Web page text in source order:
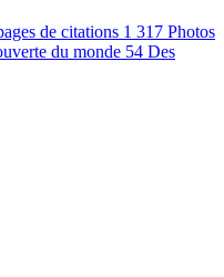
de citations 1 317 Photos
du monde 54 Des